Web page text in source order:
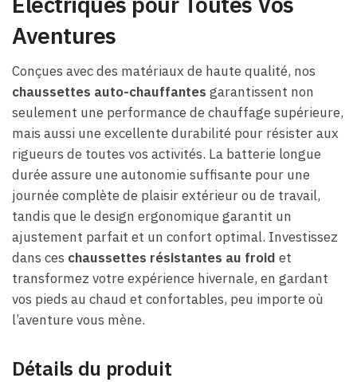
Aventures
Conçues avec des matériaux de haute qualité, nos
chaussettes auto-chauffantes garantissent non
seulement une performance de chauffage supérieure,
mais aussi une excellente durabilité pour résister aux
rigueurs de toutes vos activités. La batterie longue
durée assure une autonomie suffisante pour une
journée complète de plaisir extérieur ou de travail,
tandis que le design ergonomique garantit un
ajustement parfait et un confort optimal. Investissez
dans ces chaussettes résistantes au froid et
transformez votre expérience hivernale, en gardant
vos pieds au chaud et confortables, peu importe où
l’aventure vous mène.
Détails du produit